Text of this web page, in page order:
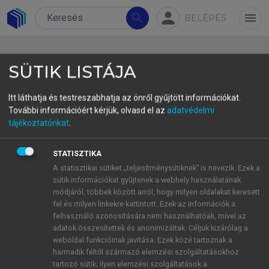
search person BELÉPÉS menu
Maksay Gábor Periodicitás a
természettudományokban –
Mengyelejev öröksége című
cikkéhez
DOI: 10.1556/2065.180.2019.12.20
Cikk letöltése
SÜTIK LISTÁJA
Itt láthatja és testreszabhatja az önről gyűjtött információkat.
További információért kérjük, olvasd el az adatvédelmi
tájékoztatónkat.
STATISZTIKA
A statisztikai sütiket „teljesítménysütiknek” is nevezik. Ezek a
sütik információkat gyűjtenek a webhely használatának
módjáról, többek között arról, hogy milyen oldalakat keresett
fel és milyen linkekre kattintott. Ezek az információk a
felhasználó azonosítására nem használhatóak, mivel az
adatok összesítettek és anonimizáltak. Céljuk kizárólag a
weboldal funkcióinak javítása. Ezek közé tartoznak a
harmadik féltől származó elemzési szolgáltatásokhoz
tartozó sütik; ilyen elemzési szolgáltatások a